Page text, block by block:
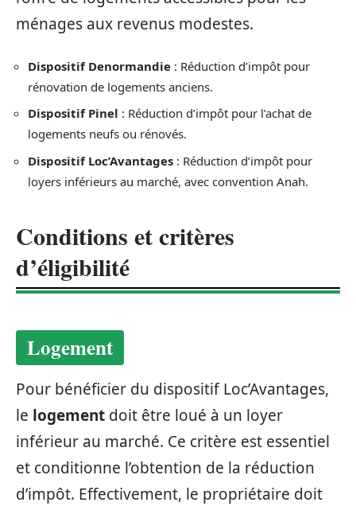
ménages aux revenus modestes.
Dispositif Denormandie : Réduction d’impôt pour
rénovation de logements anciens.
Dispositif Pinel : Réduction d’impôt pour l’achat de
logements neufs ou rénovés.
Dispositif Loc’Avantages : Réduction d’impôt pour
loyers inférieurs au marché, avec convention Anah.
Conditions et critères
d’éligibilité
Logement
Pour bénéficier du dispositif Loc’Avantages,
le logement doit être loué à un loyer
inférieur au marché. Ce critère est essentiel
et conditionne l’obtention de la réduction
d’impôt. Effectivement, le propriétaire doit